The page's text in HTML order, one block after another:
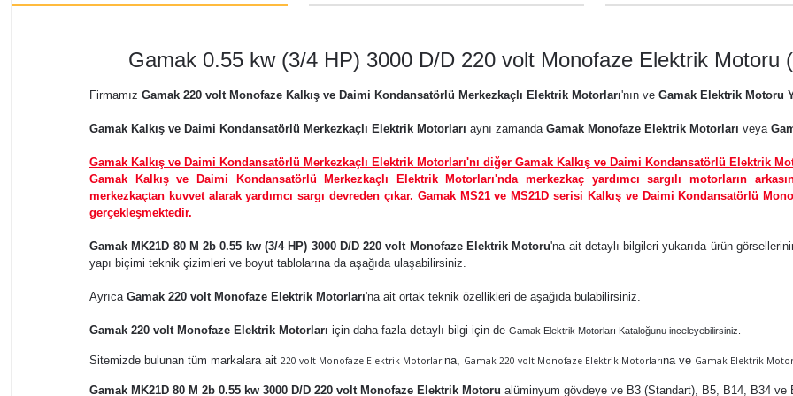
Gamak 0.55 kw (3/4 HP) 3000 D/D 220 volt Monofaze Elektrik Motoru
Firmamız Gamak 220 volt Monofaze Kalkış ve Daimi Kondansatörlü Merkezkaçlı Elektrik Motorları'nın ve Gamak Elektrik Motoru
Gamak Kalkış ve Daimi Kondansatörlü Merkezkaçlı Elektrik Motorları aynı zamanda Gamak Monofaze Elektrik Motorları veya
Gamak Kalkış ve Daimi Kondansatörlü Merkezkaçlı Elektrik Motorları'nı diğer Gamak Kalkış ve Daimi Kondansatörlü Elektrik
Gamak Kalkış ve Daimi Kondansatörlü Merkezkaçlı Elektrik Motorları'nda merkezkaç yardımcı sargılı motorların
merkezkaçtan kuvvet alarak yardımcı sargı devreden çıkar. Gamak MS21 ve MS21D serisi Kalkış ve Daimi Kondansatörlü
gerçekleşmektedir.
Gamak MK21D 80 M 2b 0.55 kw (3/4 HP) 3000 D/D 220 volt Monofaze Elektrik Motoru'na ait detaylı bilgileri yukarıda ürün
yapı biçimi teknik çizimleri ve boyut tablolarına da aşağıda ulaşabilirsiniz.
Ayrıca Gamak 220 volt Monofaze Elektrik Motorları'na ait ortak teknik özellikleri de aşağıda bulabilirsiniz.
Gamak 220 volt Monofaze Elektrik Motorları için daha fazla detaylı bilgi için de Gamak Elektrik Motorları Kataloğunu inceleyebilirsiniz.
Sitemizde bulunan tüm markalara ait 220 volt Monofaze Elektrik Motorlarına, Gamak 220 volt Monofaze Elektrik Motorlarına ve Gamak Elektrik
Gamak MK21D 80 M 2b 0.55 kw 3000 D/D 220 volt Monofaze Elektrik Motoru alüminyum gövdeye ve B3 (Standart), B5, B14, B34 ve